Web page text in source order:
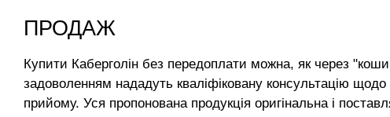
ПРОДАЖ
Купити Каберголін без передоплати можна, як через
задоволенням нададуть кваліфіковану консультацію
прийому. Уся пропонована продукція оригінальна і